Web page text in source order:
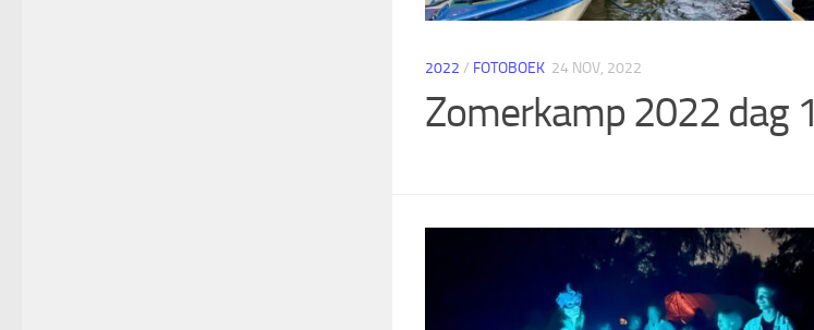
2022 / FOTOBOEK 24 NOV, 2022
Zomerkamp 2022 dag 1